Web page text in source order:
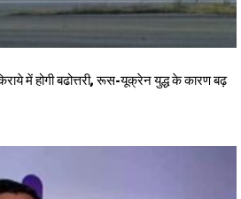
में होगी बढोत्तरी, रूस-यूक्रेन युद्ध के कारण बढ़